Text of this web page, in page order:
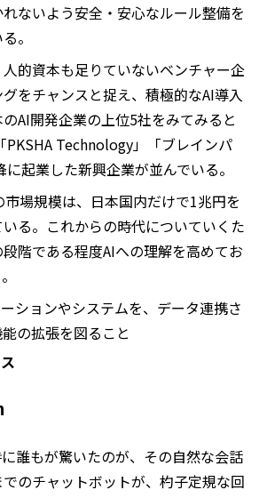
ないよう安全・安心なルール整備を
。
的資本も足りていないベンチャー企
をチャンスと捉え、積極的なAI導入
AI開発企業の上位5社をみてみると
PKSHA Technology」「ブレインパ
起業した新興企業が並んでいる。
場規模は、日本国内だけで1兆円を
る。これからの時代についていくた
階である程度AIへの理解を高めてお
ションやシステムを、データ連携さ
の拡張を図ること
誰もが驚いたのが、その自然な会話
のチャットボットが、杓子定規な回